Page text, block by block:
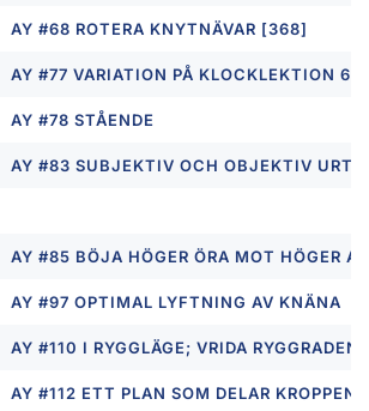
AY #68 ROTERA KNYTNÄVAR [368]
AY #77 VARIATION PÅ KLOCKLEKTION 6 I
AY #78 STÅENDE
AY #83 SUBJEKTIV OCH OBJEKTIV
AY #85 BÖJA HÖGER ÖRA MOT HÖGER
AY #97 OPTIMAL LYFTNING AV KNÄNA
AY #110 I RYGGLÄGE; VRIDA
AY #112 ETT PLAN SOM DELAR KROPPEN